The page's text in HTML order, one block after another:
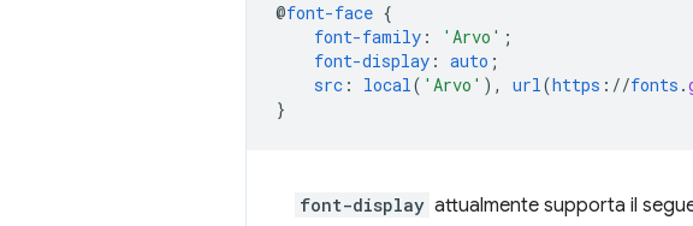
@font-face {
font-family : 'Arvo' ;
font-display : auto ;
src : local( 'Arvo' ), url(https ://fonts .
}
font-display attualmente supporta il